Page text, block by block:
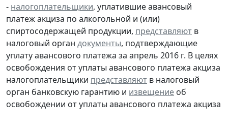
- налогоплательщики, уплатившие авансовый
платеж акциза по алкогольной и (или)
спиртосодержащей продукции, представляют в
налоговый орган документы, подтверждающие
уплату авансового платежа за апрель 2016 г. В целях
освобождения от уплаты авансового платежа акциза
налогоплательщики представляют в налоговый
орган банковскую гарантию и извещение об
освобождении от уплаты авансового платежа акциза